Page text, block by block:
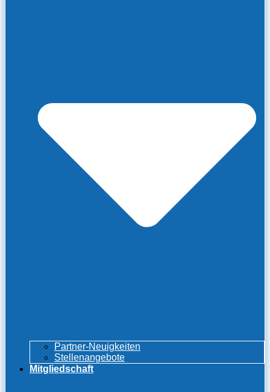
Partner-Neuigkeiten
Stellenangebote
Mitgliedschaft